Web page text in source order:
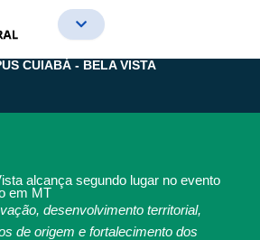
CUIABÁ - BELA VISTA
alcança segundo lugar no evento
em MT
desenvolvimento territorial,
de origem e fortalecimento dos